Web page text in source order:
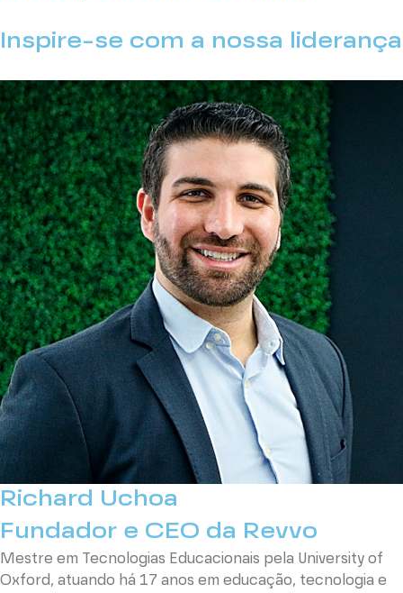
Inspire-se com a nossa liderança
Richard Uchoa
Fundador e CEO da Revvo
Mestre em Tecnologias Educacionais pela University of
Oxford, atuando há 17 anos em educação, tecnologia e